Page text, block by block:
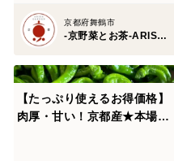
京都府舞鶴市
-京野菜とお茶-ARISA GARDEN 京都
【たっぷり使えるお得価格】
肉厚・甘い！京都産★本場の